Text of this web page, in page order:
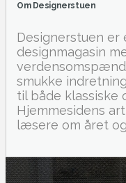
Om Designerstuen
Designerstuen er
designmagasin
smukke
til både klassiske
Hjemmesidens
læsere om året